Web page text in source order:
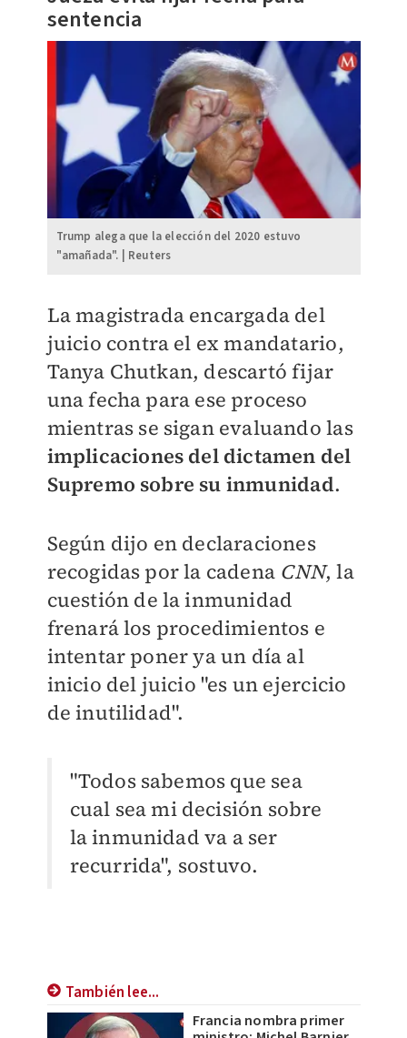
sentencia
Trump alega que la elección del 2020 estuvo
"amañada". | Reuters
La magistrada encargada del
juicio contra el ex mandatario,
Tanya Chutkan, descartó fijar
una fecha para ese proceso
mientras se sigan evaluando las
implicaciones del dictamen del
Supremo sobre su inmunidad.
Según dijo en declaraciones
recogidas por la cadena CNN, la
cuestión de la inmunidad
frenará los procedimientos e
intentar poner ya un día al
inicio del juicio "es un ejercicio
de inutilidad".
"Todos sabemos que sea
cual sea mi decisión sobre
la inmunidad va a ser
recurrida", sostuvo.
También lee...
Francia nombra primer